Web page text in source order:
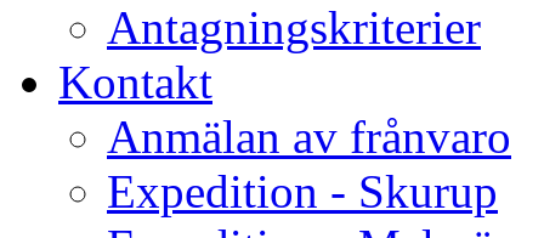
Antagningskriterier
Kontakt
Anmälan av frånvaro
Expedition - Skurup